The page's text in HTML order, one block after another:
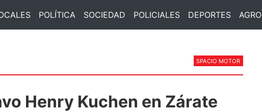
POLÍTICA SOCIEDAD POLICIALES DEPORTES AGRO
SPACIO MOTOR
Henry Kuchen en Zárate